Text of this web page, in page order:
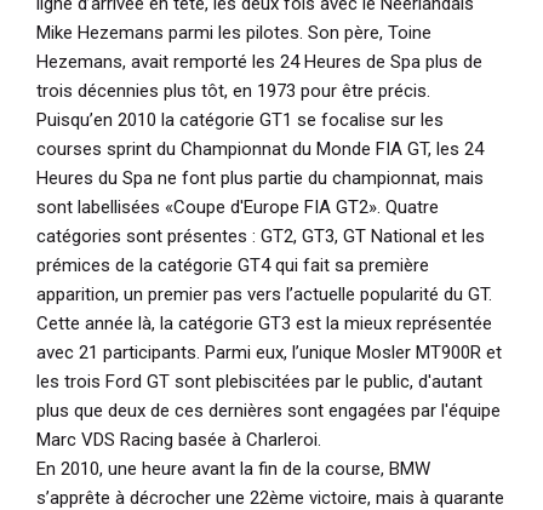
Mike Hezemans parmi les pilotes. Son père, Toine
Hezemans, avait remporté les 24 Heures de Spa plus de
trois décennies plus tôt, en 1973 pour être précis.
Puisqu’en 2010 la catégorie GT1 se focalise sur les
courses sprint du Championnat du Monde FIA GT, les 24
Heures du Spa ne font plus partie du championnat, mais
sont labellisées «Coupe d'Europe FIA GT2». Quatre
catégories sont présentes : GT2, GT3, GT National et les
prémices de la catégorie GT4 qui fait sa première
apparition, un premier pas vers l’actuelle popularité du GT.
Cette année là, la catégorie GT3 est la mieux représentée
avec 21 participants. Parmi eux, l’unique Mosler MT900R et
les trois Ford GT sont plebiscitées par le public, d'autant
plus que deux de ces dernières sont engagées par l'équipe
Marc VDS Racing basée à Charleroi.
En 2010, une heure avant la fin de la course, BMW
s’apprête à décrocher une 22ème victoire, mais à quarante